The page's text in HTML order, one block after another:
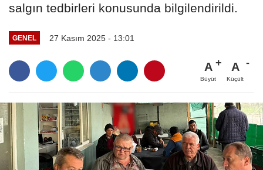
salgın tedbirleri konusunda bilgilendirildi.
GENEL 27 Kasım 2025 - 13:01
A
Büyüt
A
Küçült